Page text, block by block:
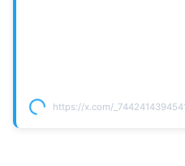
https://x.com/